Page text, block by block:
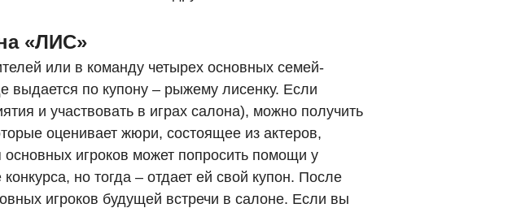
«ЛИС»
или в команду четырех основных семей-
выдается по купону – рыжему лисенку. Если
и участвовать в играх салона), можно получить
оценивает жюри, состоящее из актеров,
игроков может попросить помощи у
но тогда – отдает ей свой купон. После
игроков будущей встречи в салоне. Если вы